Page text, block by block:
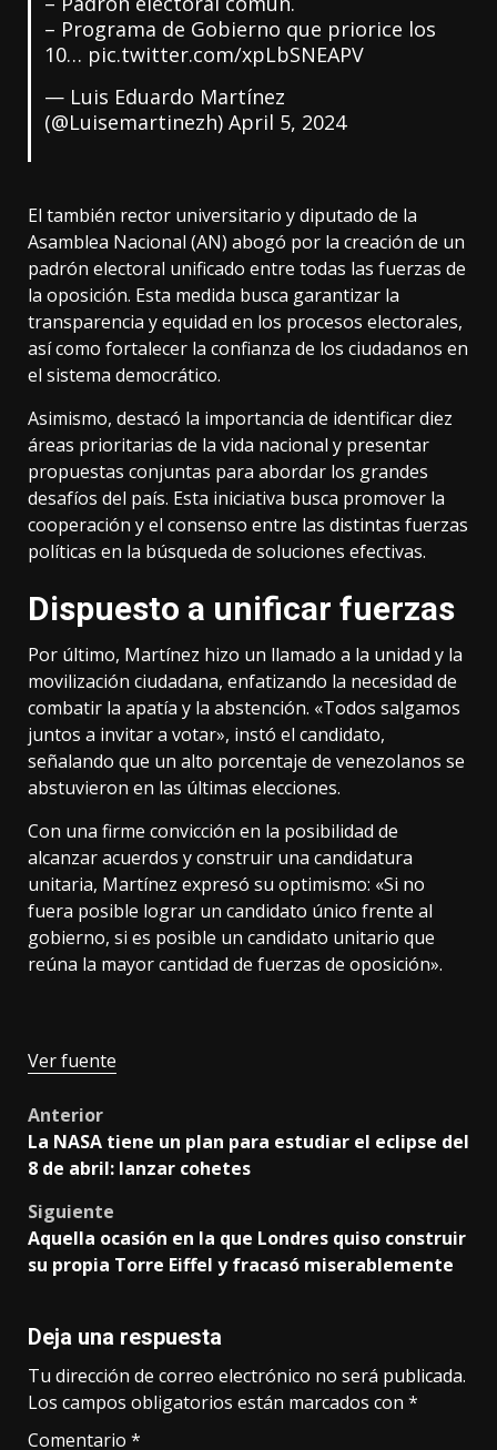
– Programa de Gobierno que priorice los
10… pic.twitter.com/xpLbSNEAPV
— Luis Eduardo Martínez
(@Luisemartinezh) April 5, 2024
El también rector universitario y diputado de la
Asamblea Nacional (AN) abogó por la creación de un
padrón electoral unificado entre todas las fuerzas de
la oposición. Esta medida busca garantizar la
transparencia y equidad en los procesos electorales,
así como fortalecer la confianza de los ciudadanos en
el sistema democrático.
Asimismo, destacó la importancia de identificar diez
áreas prioritarias de la vida nacional y presentar
propuestas conjuntas para abordar los grandes
desafíos del país. Esta iniciativa busca promover la
cooperación y el consenso entre las distintas fuerzas
políticas en la búsqueda de soluciones efectivas.
Dispuesto a unificar fuerzas
Por último, Martínez hizo un llamado a la unidad y la
movilización ciudadana, enfatizando la necesidad de
combatir la apatía y la abstención. «Todos salgamos
juntos a invitar a votar», instó el candidato,
señalando que un alto porcentaje de venezolanos se
abstuvieron en las últimas elecciones.
Con una firme convicción en la posibilidad de
alcanzar acuerdos y construir una candidatura
unitaria, Martínez expresó su optimismo: «Si no
fuera posible lograr un candidato único frente al
gobierno, si es posible un candidato unitario que
reúna la mayor cantidad de fuerzas de oposición».
Ver fuente
Post
navigation
Anterior
La NASA tiene un plan para estudiar el eclipse del
8 de abril: lanzar cohetes
Siguiente
Aquella ocasión en la que Londres quiso construir
su propia Torre Eiffel y fracasó miserablemente
Deja una respuesta
Tu dirección de correo electrónico no será publicada.
Los campos obligatorios están marcados con *
Comentario *